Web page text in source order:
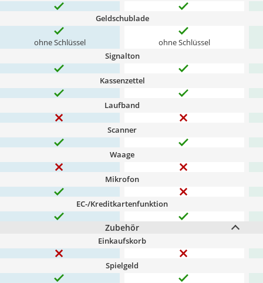
Geldschublade
ohne Schlüssel ohne Schlüssel
Signalton
Kassenzettel
Laufband
Scanner
Waage
Mikrofon
EC-/Kreditkartenfunktion
Zubehör
Einkaufskorb
Spielgeld